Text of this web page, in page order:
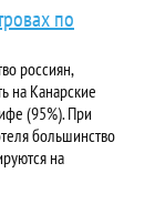
по
россиян,
на Канарские
(95%). При
большинство
на